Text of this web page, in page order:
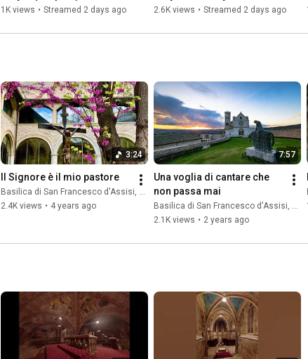
1K views • Streamed 2 days ago 2.6K views • Streamed 2 days ago
3:24
Il Signore è il mio pastore
Basilica di San Francesco d'Assisi, Sacro Convento
2.4K views • 4 years ago
7:57
Una voglia di cantare che
non passa mai
Basilica di San Francesco d'Assisi, Sacro Convento
2.1K views • 2 years ago